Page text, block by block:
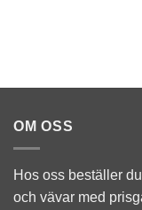
OM OSS
Hos oss beställer
och vävar med